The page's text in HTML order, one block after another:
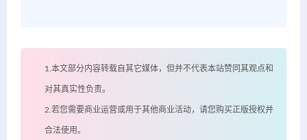
1.本文部分内容转载自其它媒体，但并不代表本站赞同其观点和
对其真实性负责。
2.若您需要商业运营或用于其他商业活动，请您购买正版授权并
合法使用。